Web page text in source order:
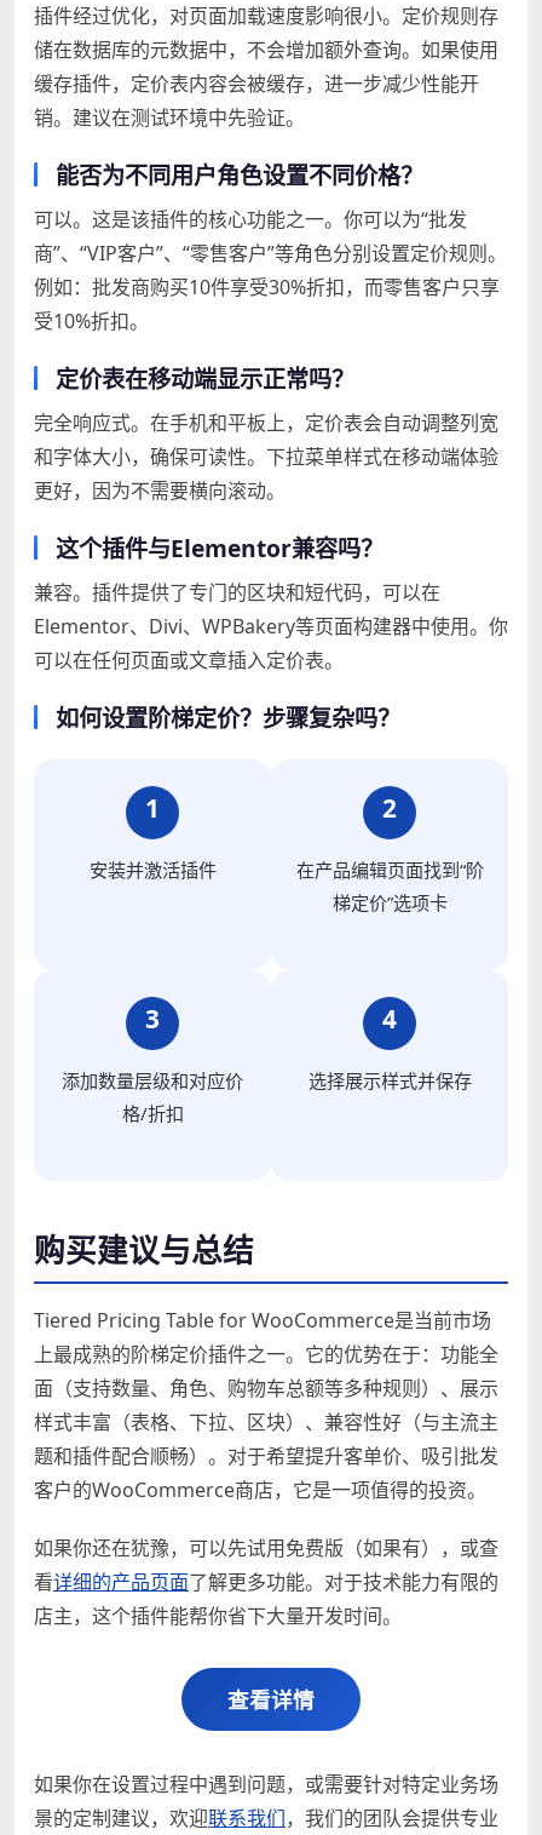
插件经过优化，对页面加载速度影响很小。定价规则存
储在数据库的元数据中，不会增加额外查询。如果使用
缓存插件，定价表内容会被缓存，进一步减少性能开
销。建议在测试环境中先验证。
能否为不同用户角色设置不同价格？
可以。这是该插件的核心功能之一。你可以为“批发
商”、“VIP客户”、“零售客户”等角色分别设置定价规则。
例如：批发商购买10件享受30%折扣，而零售客户只享
受10%折扣。
定价表在移动端显示正常吗？
完全响应式。在手机和平板上，定价表会自动调整列宽
和字体大小，确保可读性。下拉菜单样式在移动端体验
更好，因为不需要横向滚动。
这个插件与Elementor兼容吗？
兼容。插件提供了专门的区块和短代码，可以在
Elementor、Divi、WPBakery等页面构建器中使用。你
可以在任何页面或文章插入定价表。
如何设置阶梯定价？步骤复杂吗？
1
安装并激活插件
2
在产品编辑页面找到“阶
梯定价”选项卡
3
添加数量层级和对应价
格/折扣
4
选择展示样式并保存
购买建议与总结
Tiered Pricing Table for WooCommerce是当前市场
上最成熟的阶梯定价插件之一。它的优势在于：功能全
面（支持数量、角色、购物车总额等多种规则）、展示
样式丰富（表格、下拉、区块）、兼容性好（与主流主
题和插件配合顺畅）。对于希望提升客单价、吸引批发
客户的WooCommerce商店，它是一项值得的投资。
如果你还在犹豫，可以先试用免费版（如果有），或查
看详细的产品页面了解更多功能。对于技术能力有限的
店主，这个插件能帮你省下大量开发时间。
查看详情
如果你在设置过程中遇到问题，或需要针对特定业务场
景的定制建议，欢迎联系我们，我们的团队会提供专业